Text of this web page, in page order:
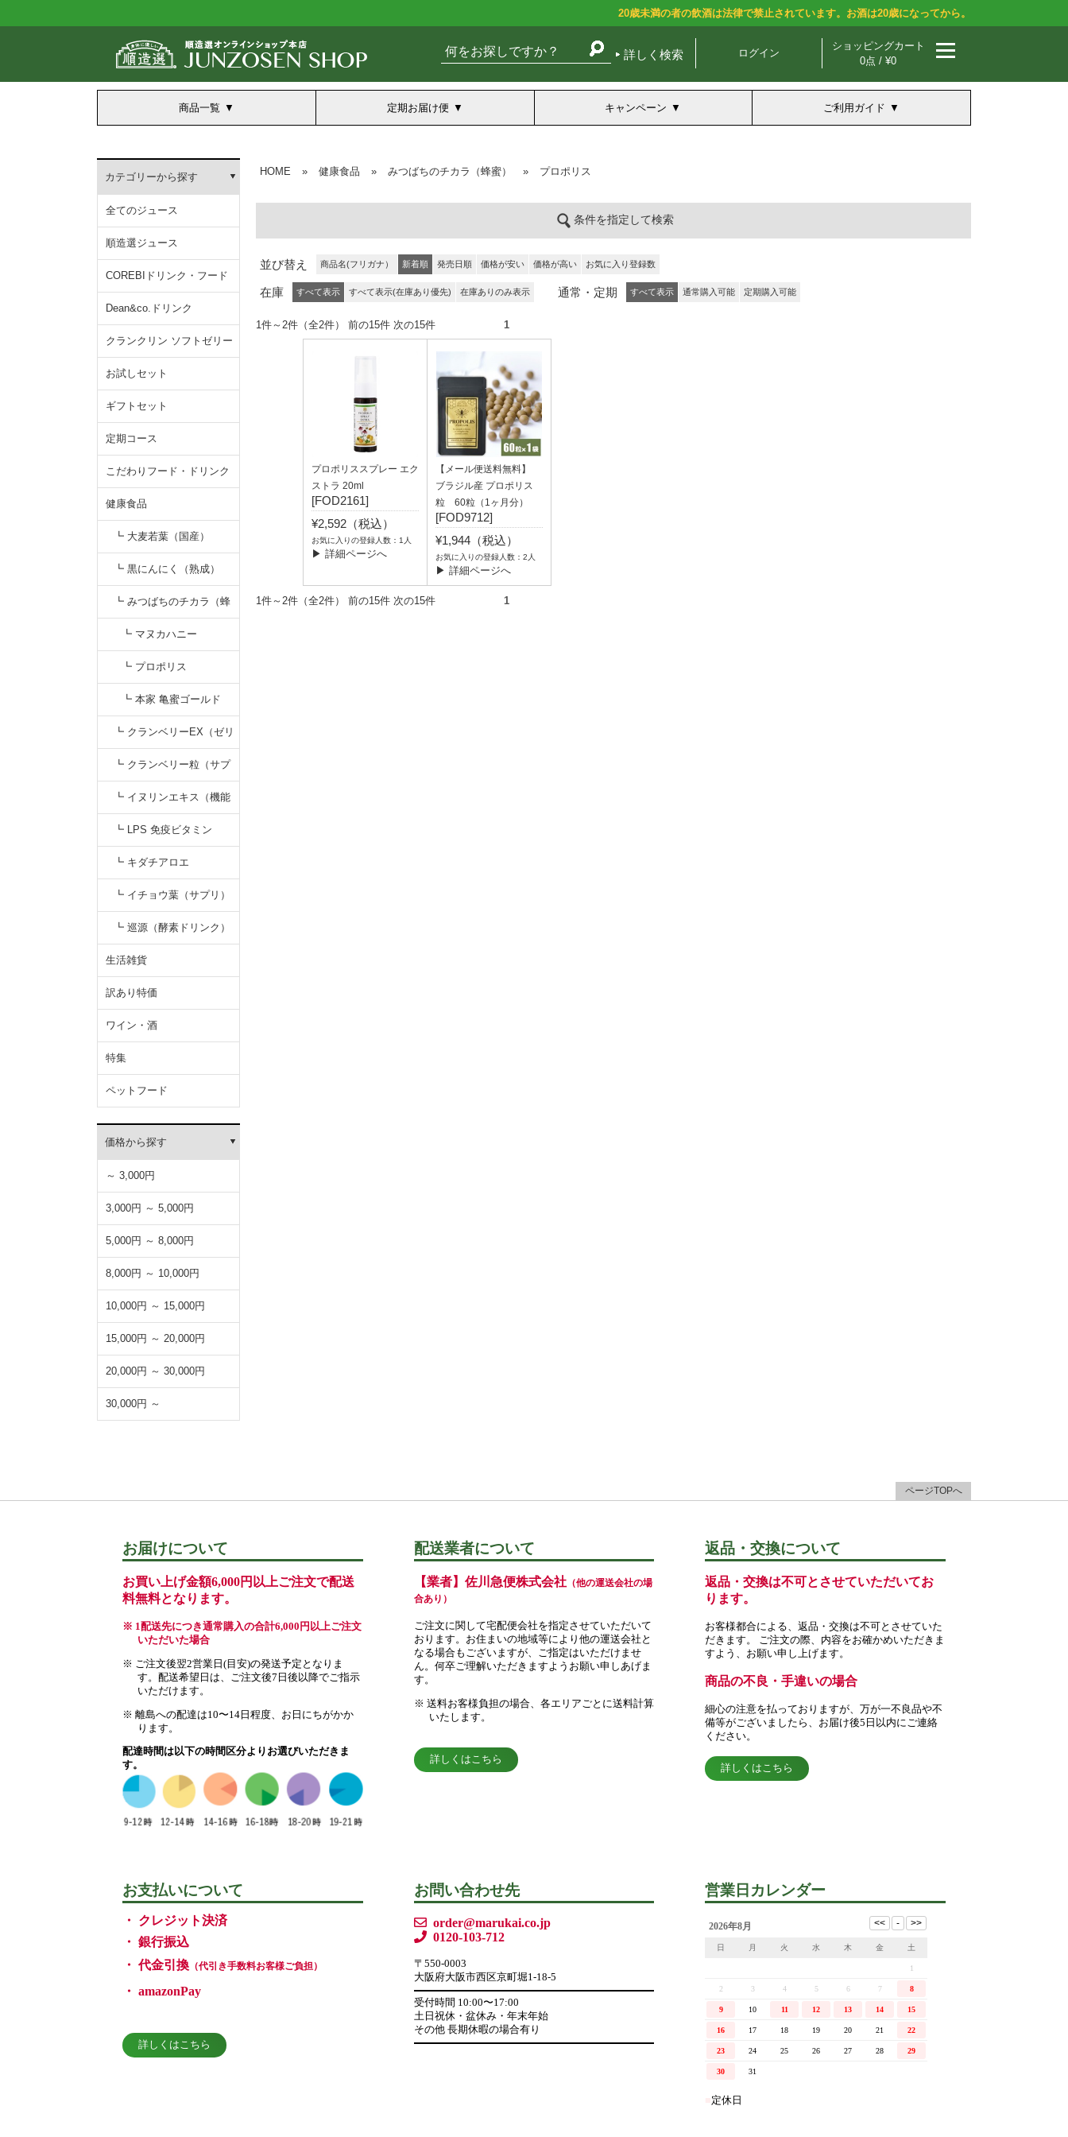
20歳未満の者の飲酒は法律で禁止されています。お酒は20歳になってから。
詳しく検索 ログイン
ショッピングカート
0点 / ¥0
商品一覧 定期お届け便 キャンペーン ご利用ガイド
カテゴリーから探す
全てのジュース
順造選ジュース
COREBIドリンク・フード
Dean&co.ドリンク
クランクリン ソフトゼリー
お試しセット
ギフトセット
定期コース
こだわりフード・ドリンク
健康食品
┗ 大麦若葉（国産）
┗ 黒にんにく（熟成）
┗ みつばちのチカラ（蜂
蜜）┗ マヌカハニー
┗ プロポリス
┗ 本家 亀蜜ゴールド
（すっぽんはちみつ）
┗ クランベリーEX（ゼリ
ー）
┗ クランベリー粒（サプ
リ）
┗ イヌリンエキス（機能
性食品）
┗ LPS 免疫ビタミン
┗ キダチアロエ
┗ イチョウ葉（サプリ）
┗ 巡源（酵素ドリンク）
生活雑貨
訳あり特価
ワイン・酒
特集
ペットフード
価格から探す
～ 3,000円
3,000円 ～ 5,000円
5,000円 ～ 8,000円
8,000円 ～ 10,000円
10,000円 ～ 15,000円
15,000円 ～ 20,000円
20,000円 ～ 30,000円
30,000円 ～
HOME » 健康食品 » みつばちのチカラ（蜂蜜） » プロポリス
条件を指定して検索
並び替え 商品名(フリガナ） 新着順 発売日順 価格が安い 価格が高い お気に入り登録数
在庫 すべて表示 すべて表示(在庫あり優先) 在庫ありのみ表示 通常・定期 すべて表示 通常購入可能 定期購入可能
1件～2件（全2件） 前の15件 次の15件 1
プロポリススプレー エク
ストラ 20ml
[FOD2161]
¥2,592（税込）
お気に入りの登録人数：1人
▶ 詳細ページへ
【メール便送料無料】
ブラジル産 プロポリス
粒 60粒（1ヶ月分）
[FOD9712]
¥1,944（税込）
お気に入りの登録人数：2人
▶ 詳細ページへ
1件～2件（全2件） 前の15件 次の15件 1
ページTOPへ